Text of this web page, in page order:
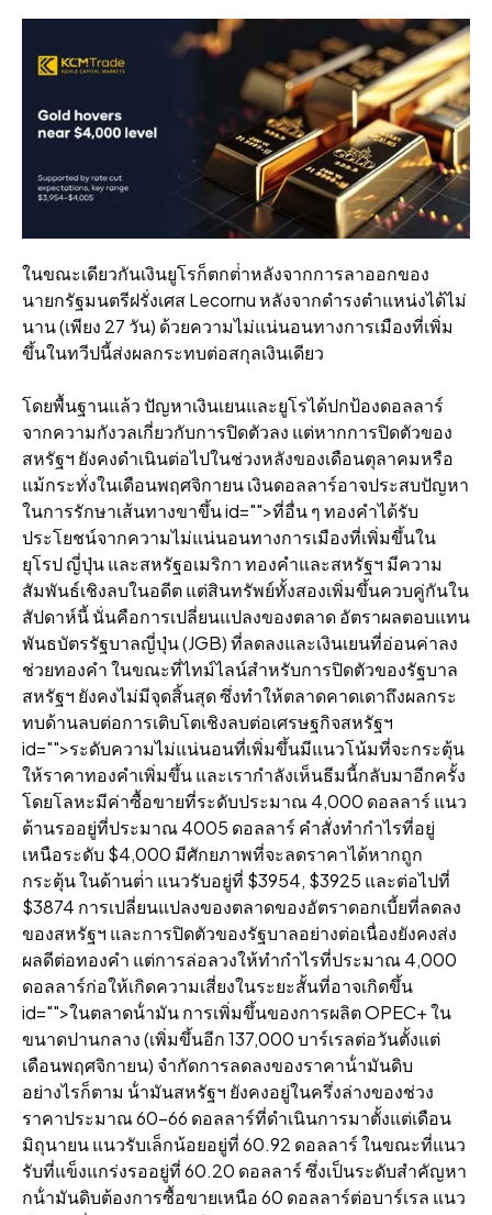
ในขณะเดียวกันเงินยูโรก็ตกต่ําหลังจากการลาออกของ
นายกรัฐมนตรีฝรั่งเศส Lecornu หลังจากดํารงตําแหน่งได้ไม่
นาน (เพียง 27 วัน) ด้วยความไม่แน่นอนทางการเมืองที่เพิ่ม
ขึ้นในทวีปนี้ส่งผลกระทบต่อสกุลเงินเดียว
โดยพื้นฐานแล้ว ปัญหาเงินเยนและยูโรได้ปกป้องดอลลาร์
จากความกังวลเกี่ยวกับการปิดตัวลง แต่หากการปิดตัวของ
สหรัฐฯ ยังคงดําเนินต่อไปในช่วงหลังของเดือนตุลาคมหรือ
แม้กระทั่งในเดือนพฤศจิกายน เงินดอลลาร์อาจประสบปัญหา
ในการรักษาเส้นทางขาขึ้น id="">ที่อื่น ๆ ทองคําได้รับ
ประโยชน์จากความไม่แน่นอนทางการเมืองที่เพิ่มขึ้นใน
ยุโรป ญี่ปุ่น และสหรัฐอเมริกา ทองคําและสหรัฐฯ มีความ
สัมพันธ์เชิงลบในอดีต แต่สินทรัพย์ทั้งสองเพิ่มขึ้นควบคู่กันใน
สัปดาห์นี้ นั่นคือการเปลี่ยนแปลงของตลาด อัตราผลตอบแทน
พันธบัตรรัฐบาลญี่ปุ่น (JGB) ที่ลดลงและเงินเยนที่อ่อนค่าลง
ช่วยทองคํา ในขณะที่ไทม์ไลน์สําหรับการปิดตัวของรัฐบาล
สหรัฐฯ ยังคงไม่มีจุดสิ้นสุด ซึ่งทําให้ตลาดคาดเดาถึงผลกระ
ทบด้านลบต่อการเติบโตเชิงลบต่อเศรษฐกิจสหรัฐฯ
id="">ระดับความไม่แน่นอนที่เพิ่มขึ้นมีแนวโน้มที่จะกระตุ้น
ให้ราคาทองคําเพิ่มขึ้น และเรากําลังเห็นธีมนี้กลับมาอีกครั้ง
โดยโลหะมีค่าซื้อขายที่ระดับประมาณ 4,000 ดอลลาร์ แนว
ต้านรออยู่ที่ประมาณ 4005 ดอลลาร์ คําสั่งทํากําไรที่อยู่
เหนือระดับ $4,000 มีศักยภาพที่จะลดราคาได้หากถูก
กระตุ้น ในด้านต่ํา แนวรับอยู่ที่ $3954, $3925 และต่อไปที่
$3874 การเปลี่ยนแปลงของตลาดของอัตราดอกเบี้ยที่ลดลง
ของสหรัฐฯ และการปิดตัวของรัฐบาลอย่างต่อเนื่องยังคงส่ง
ผลดีต่อทองคํา แต่การล่อลวงให้ทํากําไรที่ประมาณ 4,000
ดอลลาร์ก่อให้เกิดความเสี่ยงในระยะสั้นที่อาจเกิดขึ้น
id="">ในตลาดน้ํามัน การเพิ่มขึ้นของการผลิต OPEC+ ใน
ขนาดปานกลาง (เพิ่มขึ้นอีก 137,000 บาร์เรลต่อวันตั้งแต่
เดือนพฤศจิกายน) จํากัดการลดลงของราคาน้ํามันดิบ
อย่างไรก็ตาม น้ํามันสหรัฐฯ ยังคงอยู่ในครึ่งล่างของช่วง
ราคาประมาณ 60-66 ดอลลาร์ที่ดําเนินการมาตั้งแต่เดือน
มิถุนายน แนวรับเล็กน้อยอยู่ที่ 60.92 ดอลลาร์ ในขณะที่แนว
รับที่แข็งแกร่งรออยู่ที่ 60.20 ดอลลาร์ ซึ่งเป็นระดับสําคัญหา
กน้ํามันดิบต้องการซื้อขายเหนือ 60 ดอลลาร์ต่อบาร์เรล แนว